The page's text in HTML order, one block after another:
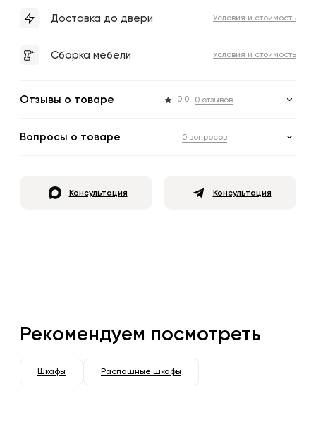
Доставка до двери Условия и стоимость
Сборка мебели Условия и стоимость
Отзывы о товаре 0.0 0 отзывов
Вопросы о товаре 0 вопросов
Консультация Консультация
Рекомендуем посмотреть
Шкафы Распашные шкафы